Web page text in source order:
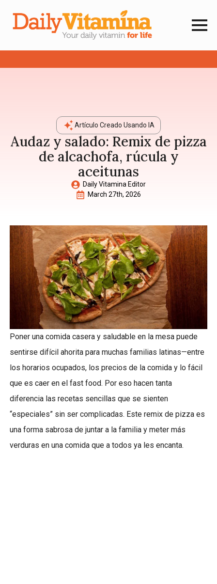
Artículo Creado Usando IA
Audaz y salado: Remix de pizza
de alcachofa, rúcula y
aceitunas
Daily Vitamina Editor
March 27th, 2026
Poner una comida casera y saludable en la mesa puede
sentirse difícil ahorita para muchas familias latinas—entre
los horarios ocupados, los precios de la comida y lo fácil
que es caer en el fast food. Por eso hacen tanta
diferencia las recetas sencillas que se sienten
“especiales” sin ser complicadas. Este remix de pizza es
una forma sabrosa de juntar a la familia y meter más
verduras en una comida que a todos ya les encanta.